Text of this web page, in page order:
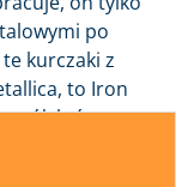
po
kurczaki z
to Iron
którego
Powiedz coś o